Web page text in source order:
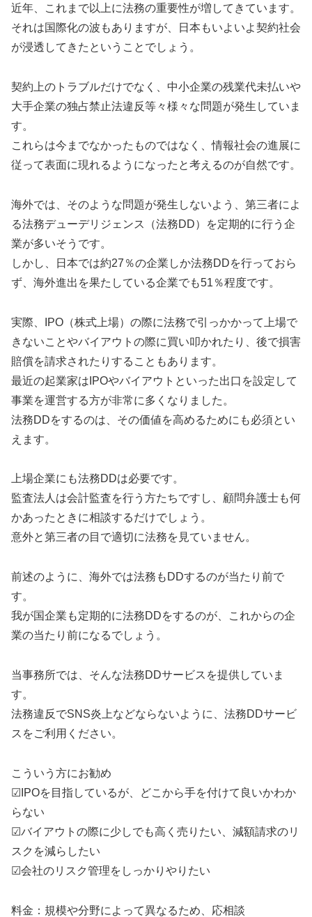
近年、これまで以上に法務の重要性が増してきています。
それは国際化の波もありますが、日本もいよいよ契約社会
が浸透してきたということでしょう。
契約上のトラブルだけでなく、中小企業の残業代未払いや
大手企業の独占禁止法違反等々様々な問題が発生していま
す。
これらは今までなかったものではなく、情報社会の進展に
従って表面に現れるようになったと考えるのが自然です。
海外では、そのような問題が発生しないよう、第三者によ
る法務デューデリジェンス（法務DD）を定期的に行う企
業が多いそうです。
しかし、日本では約27％の企業しか法務DDを行っておら
ず、海外進出を果たしている企業でも51％程度です。
実際、IPO（株式上場）の際に法務で引っかかって上場で
きないことやバイアウトの際に買い叩かれたり、後で損害
賠償を請求されたりすることもあります。
最近の起業家はIPOやバイアウトといった出口を設定して
事業を運営する方が非常に多くなりました。
法務DDをするのは、その価値を高めるためにも必須とい
えます。
上場企業にも法務DDは必要です。
監査法人は会計監査を行う方たちですし、顧問弁護士も何
かあったときに相談するだけでしょう。
意外と第三者の目で適切に法務を見ていません。
前述のように、海外では法務もDDするのが当たり前で
す。
我が国企業も定期的に法務DDをするのが、これからの企
業の当たり前になるでしょう。
当事務所では、そんな法務DDサービスを提供していま
す。
法務違反でSNS炎上などならないように、法務DDサービ
スをご利用ください。
こういう方にお勧め
☑IPOを目指しているが、どこから手を付けて良いかわか
らない
☑バイアウトの際に少しでも高く売りたい、減額請求のリ
スクを減らしたい
☑会社のリスク管理をしっかりやりたい
料金：規模や分野によって異なるため、応相談